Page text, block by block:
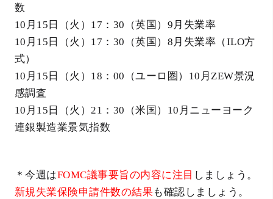
数
10月15日（火）17：30（英国）9月失業率
10月15日（火）17：30（英国）8月失業率（ILO方
式）
10月15日（火）18：00（ユーロ圏）10月ZEW景況
感調査
10月15日（火）21：30（米国）10月ニューヨーク
連銀製造業景気指数
＊今週はFOMC議事要旨の内容に注目 しましょう。
新規失業保険申請件数の結果 も確認しましょう。